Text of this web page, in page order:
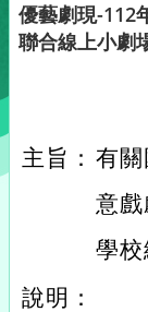
優藝劇現-112
聯合線上小劇
主旨： 有
意
學校
說明：